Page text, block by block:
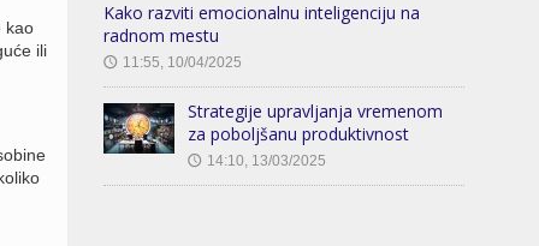
kao
ili
Kako razviti emocionalnu inteligenciju na
radnom mestu
🕔 11:55, 10/04/2025
Strategije upravljanja vremenom
za poboljšanu produktivnost
🕔 14:10, 13/03/2025